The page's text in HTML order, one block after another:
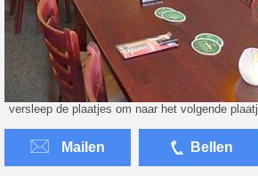
versleep de plaatjes om naar het volgende
Mailen Bellen